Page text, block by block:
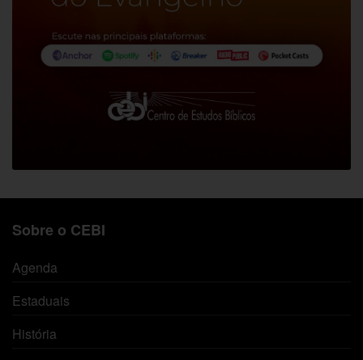
Sobre o CEBI
Agenda
Estaduais
História